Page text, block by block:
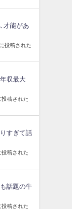
才能があ
投稿された
収最大
投稿された
すぎて話
投稿された
話題の牛
投稿された